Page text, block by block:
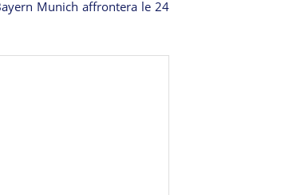
Munich affrontera le 24